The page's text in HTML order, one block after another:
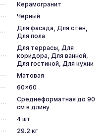
Керамогранит
Черный
Для фасада, Для стен,
Для пола
Для террасы, Для
коридора, Для ванной,
Для гостиной, Для кухни
Матовая
60x60
Среднеформатная до 90
см в длину
4шт
29.2 кг